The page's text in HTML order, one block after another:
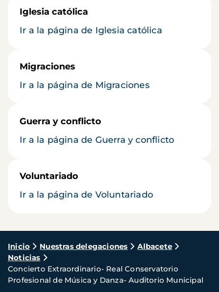
Iglesia católica
Ir a la página de Iglesia católica
Migraciones
Ir a la página de Migraciones
Guerra y conflicto
Ir a la página de Guerra y conflicto
Voluntariado
Ir a la página de Voluntariado
Ruta
de
navegación
Inicio Nuestras delegaciones
Albacete
Noticias
Concierto Extraordinario- Real Conservatorio
Profesional de Música y Danza- Auditorio Municipal